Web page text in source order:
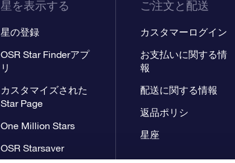
星を表示する
星の登録
OSR Star Finderアプ
リ
カスタマイズされた
Star Page
One Million Stars
OSR Starsaver
ご注文と配送
カスタマーログイン
お支払いに関する情
報
配送に関する情報
返品ポリシ
星座